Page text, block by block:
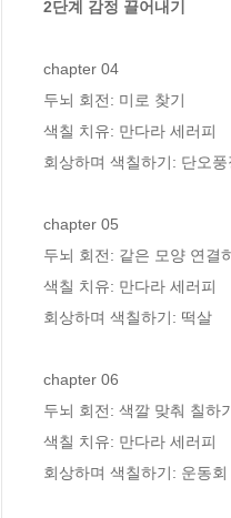
2단계 감정 끌어내기
chapter 04
두뇌 회전: 미로 찾기
색칠 치유: 만다라 세러피
회상하며 색칠하기: 단오풍
chapter 05
두뇌 회전: 같은 모양 연결
색칠 치유: 만다라 세러피
회상하며 색칠하기: 떡살
chapter 06
두뇌 회전: 색깔 맞춰 칠하
색칠 치유: 만다라 세러피
회상하며 색칠하기: 운동회